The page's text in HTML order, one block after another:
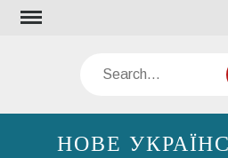
Skip
Search
НОВЕ